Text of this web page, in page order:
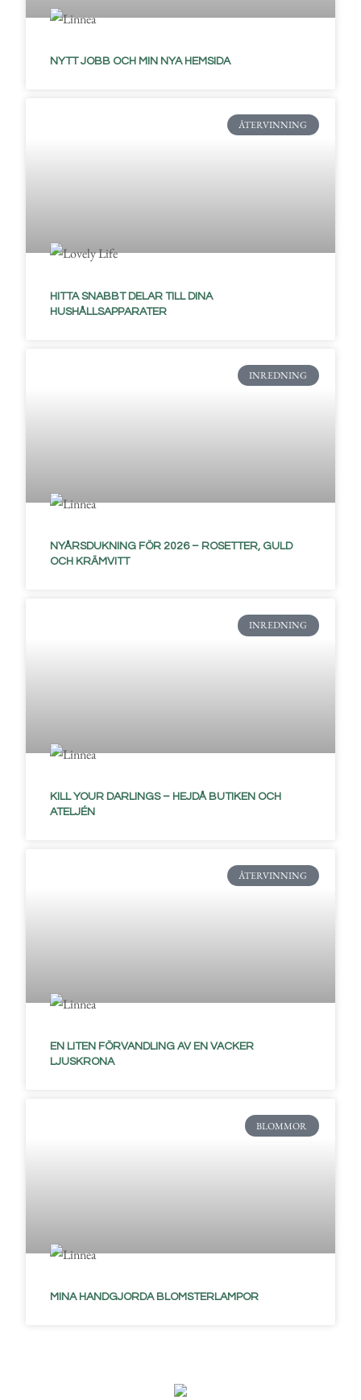
NYTT JOBB OCH MIN NYA HEMSIDA
ÅTERVINNING
HITTA SNABBT DELAR TILL DINA
HUSHÅLLSAPPARATER
INREDNING
NYÅRSDUKNING FÖR 2026 – ROSETTER, GULD
OCH KRÄMVITT
INREDNING
KILL YOUR DARLINGS – HEJDÅ BUTIKEN OCH
ATELJÉN
ÅTERVINNING
EN LITEN FÖRVANDLING AV EN VACKER
LJUSKRONA
BLOMMOR
MINA HANDGJORDA BLOMSTERLAMPOR